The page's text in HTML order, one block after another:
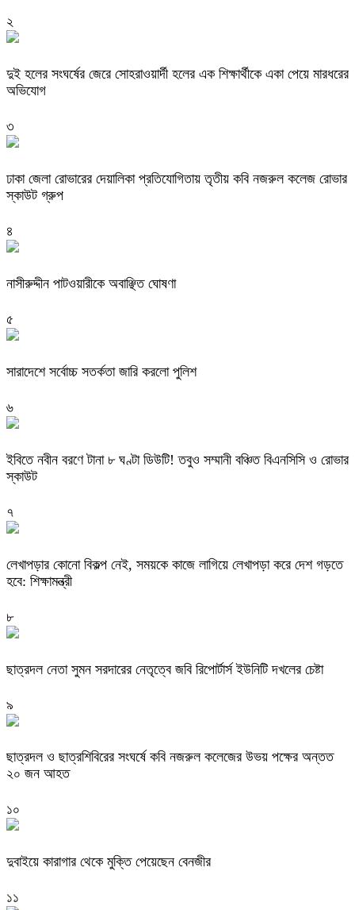
২
দুই হলের সংঘর্ষের জেরে সোহরাওয়ার্দী হলের এক শিক্ষার্থীকে একা পেয়ে মারধরের
অভিযোগ
৩
ঢাকা জেলা রোভারের দেয়ালিকা প্রতিযোগিতায় তৃতীয় কবি নজরুল কলেজ রোভার
স্কাউট গ্রুপ
৪
নাসীরুদ্দীন পাটওয়ারীকে অবাঞ্ছিত ঘোষণা
৫
সারাদেশে সর্বোচ্চ সতর্কতা জারি করলো পুলিশ
৬
ইবিতে নবীন বরণে টানা ৮ ঘণ্টা ডিউটি! তবুও সম্মানী বঞ্চিত বিএনসিসি ও রোভার
স্কাউট
৭
লেখাপড়ার কোনো বিকল্প নেই, সময়কে কাজে লাগিয়ে লেখাপড়া করে দেশ গড়তে
হবে: শিক্ষামন্ত্রী
৮
ছাত্রদল নেতা সুমন সরদারের নেতৃত্বে জবি রিপোর্টার্স ইউনিটি দখলের চেষ্টা
৯
ছাত্রদল ও ছাত্রশিবিরের সংঘর্ষে কবি নজরুল কলেজের উভয় পক্ষের অন্তত
২০ জন আহত
১০
দুবাইয়ে কারাগার থেকে মুক্তি পেয়েছেন বেনজীর
১১